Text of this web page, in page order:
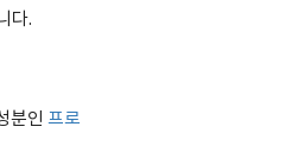
다.
분인 프로